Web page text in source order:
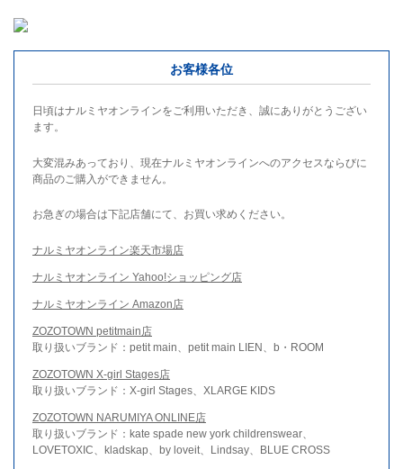
お客様各位
日頃はナルミヤオンラインをご利用いただき、誠にありがとうござい
ます。
大変混みあっており、現在ナルミヤオンラインへのアクセスならびに
商品のご購入ができません。
お急ぎの場合は下記店舗にて、お買い求めください。
ナルミヤオンライン楽天市場店
ナルミヤオンライン Yahoo!ショッピング店
ナルミヤオンライン Amazon店
ZOZOTOWN petitmain店
取り扱いブランド：petit main、petit main LIEN、b・ROOM
ZOZOTOWN X-girl Stages店
取り扱いブランド：X-girl Stages、XLARGE KIDS
ZOZOTOWN NARUMIYA ONLINE店
取り扱いブランド：kate spade new york childrenswear、
LOVETOXIC、kladskap、by loveit、Lindsay、BLUE CROSS